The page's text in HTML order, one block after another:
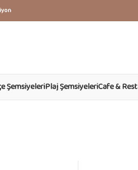
ŞemsiyeleriPlaj ŞemsiyeleriCafe &